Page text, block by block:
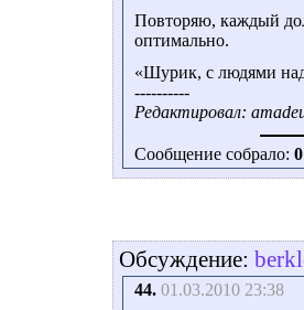
Повторяю, каждый
оптимально.
«Шурик, с людями
----------
Редактировал:
Сообщение собрало: 0
Обсуждение:
44. 01.03.2010 23:38